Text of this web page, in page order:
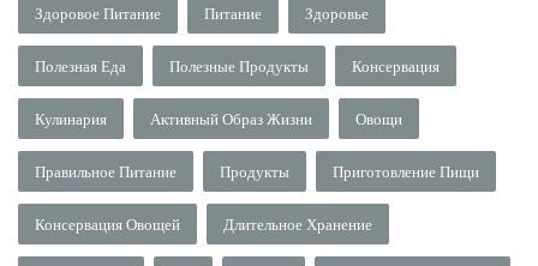
Здоровое Питание Питание Здоровье
Полезная Еда Полезные Продукты Консервация
Кулинария Активный Образ Жизни Овощи
Правильное Питание Продукты Приготовление Пищи
Консервация Овощей Длительное Хранение